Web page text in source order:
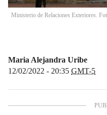
Ministerio de Relaciones Exteriores.
Maria Alejandra Uribe
12/02/2022 - 20:35 GMT-5